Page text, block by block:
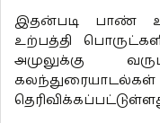
இதன்படி பாண்
உற்பத்தி
அமுலுக்கு